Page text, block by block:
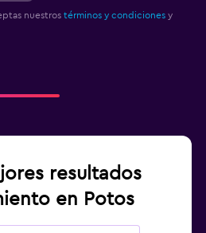
nuestros términos y condiciones y
resultados
en Potos